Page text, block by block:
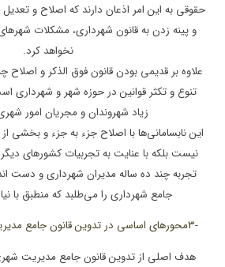
حقوقی به این امر اذعان دارند که اصلاح و
و پینه زدن به قانون شهرداری، مشکلات
نخواهد کرد.
علاوه بر قدیمی بودن قانون فوق الذکر و اصلاح
تنوع و تکثر قوانین در حوزه شهر و
زیاد شهروندان و مجریان امور
این نابسامانی‌ها با اصلاح جزء به جزء و بخشی از
نیست بلکه با عنایت به تجربیات کشورهای
تجربه چند ده ساله مدیران شهرداری و دست
جامع شهرداری را می‌طلبد که منطبق با
3-محورهای اساسی در تدوین قانون جامع
هدف اصلی از تدوین قانون جامع مدیریت